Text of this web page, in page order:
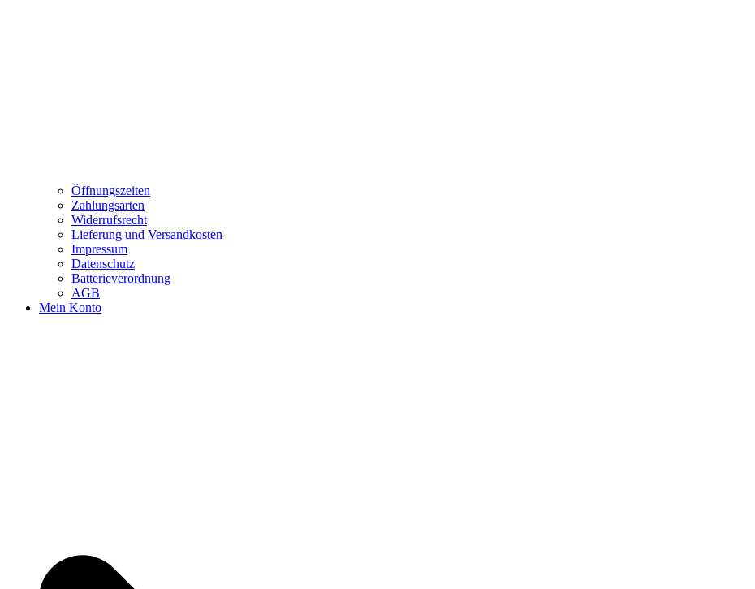
Öffnungszeiten
Zahlungsarten
Widerrufsrecht
Lieferung und Versandkosten
Impressum
Datenschutz
Batterieverordnung
AGB
Mein Konto